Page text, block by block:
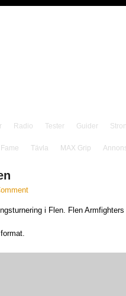
Radio Tester Guider
Tävla MAX Grip
i Flen. Flen